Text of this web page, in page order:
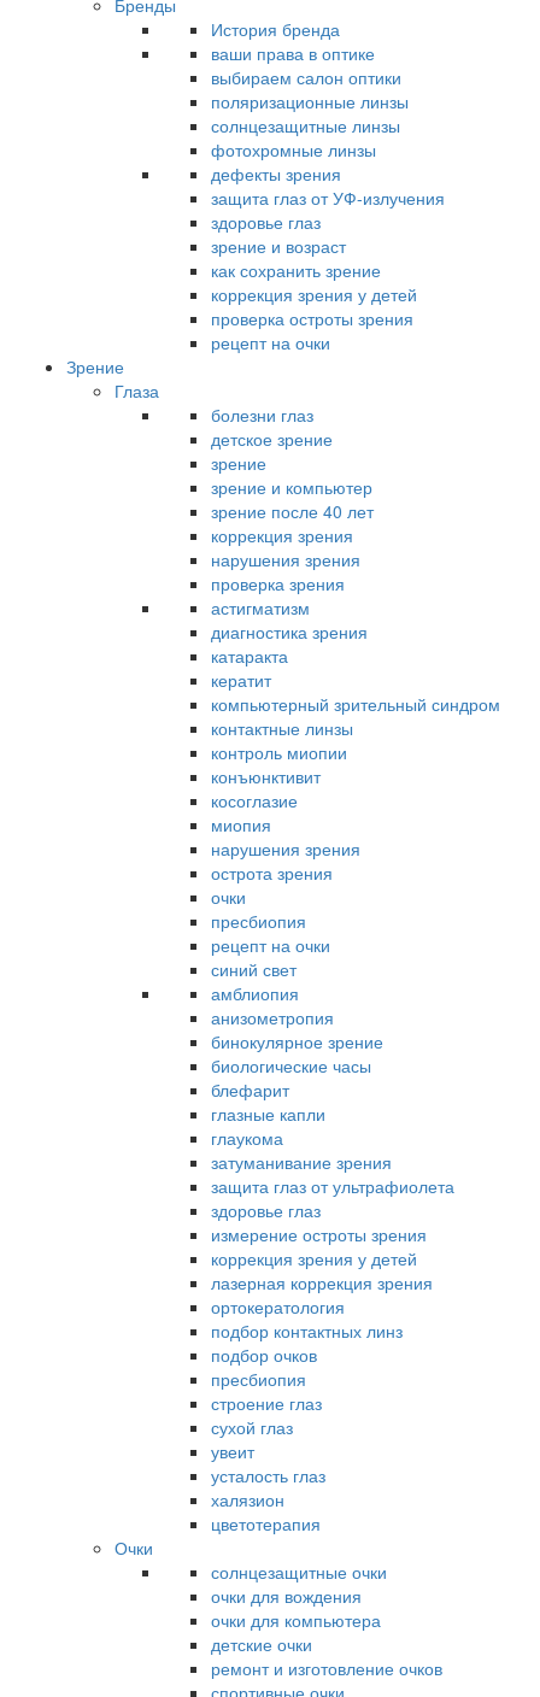
Бренды
История бренда
ваши права в оптике
выбираем салон оптики
поляризационные линзы
солнцезащитные линзы
фотохромные линзы
дефекты зрения
защита глаз от УФ-излучения
здоровье глаз
зрение и возраст
как сохранить зрение
коррекция зрения у детей
проверка остроты зрения
рецепт на очки
Зрение
Глаза
болезни глаз
детское зрение
зрение
зрение и компьютер
зрение после 40 лет
коррекция зрения
нарушения зрения
проверка зрения
астигматизм
диагностика зрения
катаракта
кератит
компьютерный зрительный синдром
контактные линзы
контроль миопии
конъюнктивит
косоглазие
миопия
нарушения зрения
острота зрения
очки
пресбиопия
рецепт на очки
синий свет
амблиопия
анизометропия
бинокулярное зрение
биологические часы
блефарит
глазные капли
глаукома
затуманивание зрения
защита глаз от ультрафиолета
здоровье глаз
измерение остроты зрения
коррекция зрения у детей
лазерная коррекция зрения
ортокератология
подбор контактных линз
подбор очков
пресбиопия
строение глаз
сухой глаз
увеит
усталость глаз
халязион
цветотерапия
Очки
солнцезащитные очки
очки для вождения
очки для компьютера
детские очки
ремонт и изготовление очков